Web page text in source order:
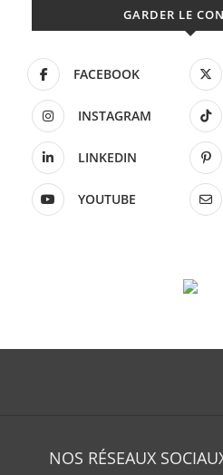
GARDER LE
FACEBOOK
INSTAGRAM
LINKEDIN
YOUTUBE
NOS RÉSEAUX